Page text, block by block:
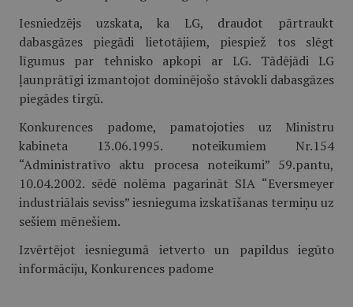
Iesniedzējs uzskata, ka LG, draudot pārtraukt
dabasgāzes piegādi lietotājiem, piespiež tos slēgt
līgumus par tehnisko apkopi ar LG. Tādējādi LG
ļaunprātīgi izmantojot dominējošo stāvokli dabasgāzes
piegādes tirgū.
Konkurences padome, pamatojoties uz Ministru
kabineta 13.06.1995. noteikumiem Nr.154
“Administratīvo aktu procesa noteikumi” 59.pantu,
10.04.2002. sēdē nolēma pagarināt SIA “Eversmeyer
industriālais seviss” iesnieguma izskatīšanas termiņu uz
sešiem mēnešiem.
Izvērtējot iesniegumā ietverto un papildus iegūto
informāciju, Konkurences padome